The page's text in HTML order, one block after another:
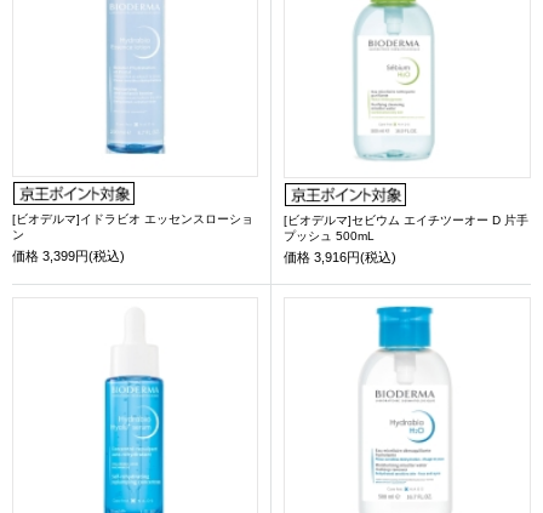
[ビオデルマ]イドラビオ エッセンスローショ
ン
価格 3,399円(税込)
[ビオデルマ]セビウム エイチツーオー D 片手
プッシュ 500mL
価格 3,916円(税込)